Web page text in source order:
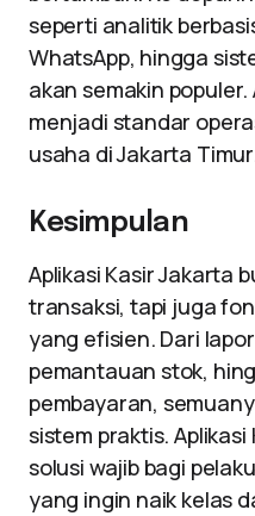
seperti analitik
WhatsApp, hingga
akan semakin populer.
menjadi standar
usaha di Jakarta
Kesimpulan
Aplikasi Kasir Jakarta
transaksi, tapi juga
yang efisien. Dari
pemantauan stok,
pembayaran,
sistem praktis.
solusi wajib bagi
yang ingin naik kelas